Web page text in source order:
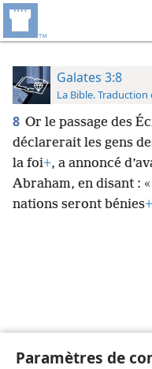
Paramètres de
Galates 3:8
La Bible. Traduction
8 Or le passage des
déclarerait les gens
la foi+, a annoncé
Abraham, en disant :
nations seront bénies+